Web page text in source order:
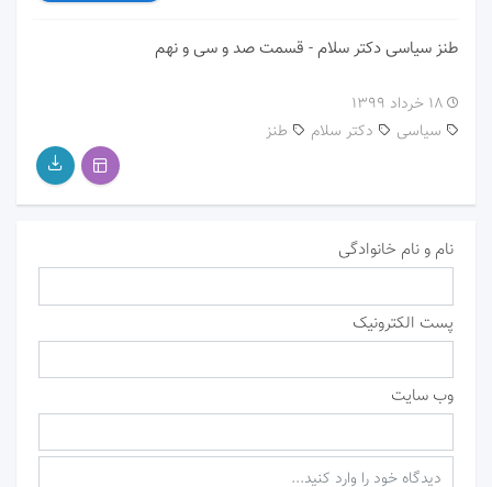
طنز سیاسی دکتر سلام - قسمت صد و سی و نهم
۱۸ خرداد ۱۳۹۹
دکتر سلام
سیاسی طنز
نام و نام خانوادگی
پست الکترونیک
وب سایت